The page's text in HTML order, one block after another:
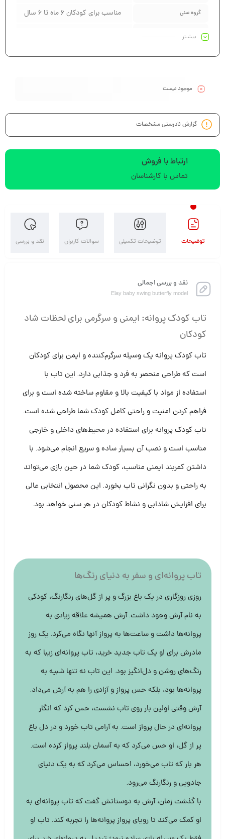
گروه سنی مناسب برای کودکان 6 ماه تا 6 سال
بیشـتر
موجود نیست
گزارش نادرستی مشخصات
ارتباط با فروش
تماس با کارشناسان
توضیحات توضیحات تکمیلی سوالات کاربران نقد و بررسی
نقد و بررسی اجمالی
Elay baby swing butterfly model
تاب کودک پروانه: ایمنی و سرگرمی برای لحظات شاد
کودکان
تاب کودک پروانه یک وسیله سرگرم‌کننده و ایمن برای کودکان
است که طراحی منحصر به فرد و جذابی دارد. این تاب با
استفاده از مواد با کیفیت بالا و مقاوم ساخته شده است و برای
فراهم کردن امنیت و راحتی کامل کودک شما طراحی شده است.
تاب کودک پروانه برای استفاده در محیط‌های داخلی و خارجی
مناسب است و نصب آن بسیار ساده و سریع انجام می‌شود. با
داشتن کمربند ایمنی مناسب، کودک شما در حین بازی می‌تواند
به راحتی و بدون نگرانی تاب بخورد. این محصول انتخابی عالی
برای افزایش شادابی و نشاط کودکان در هر سنی خواهد بود.
تاب پروانه‌ای و سفر به دنیای رنگ‌ها
روزی روزگاری در یک باغ بزرگ و پر از گل‌های رنگارنگ، کودکی
به نام آرش وجود داشت. آرش همیشه علاقه زیادی به
پروانه‌ها داشت و ساعت‌ها به پرواز آنها نگاه می‌کرد. یک روز
مادرش برای او یک تاب جدید خرید، تاب پروانه‌ای زیبا که به
رنگ‌های روشن و دل‌انگیز بود. این تاب نه تنها شبیه به
پروانه‌ها بود، بلکه حس پرواز و آزادی را هم به آرش می‌داد.
آرش وقتی اولین بار روی تاب نشست، حس کرد که انگار
پروانه‌ای در حال پرواز است. به آرامی تاب خورد و در دل باغ
پر از گل، او حس می‌کرد که به آسمان بلند پرواز کرده است.
هر بار که تاب می‌خورد، احساس می‌کرد که به یک دنیای
جادویی و رنگارنگ می‌رود.
با گذشت زمان، آرش به دوستانش گفت که تاب پروانه‌ای به
او کمک می‌کند تا رویای پرواز پروانه‌ها را تجربه کند. تاب او